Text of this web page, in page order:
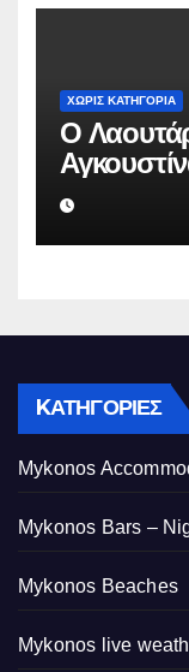
ΧΩΡΊΣ ΚΑΤΗΓΟΡΊΑ
Ο
Μύκονο:
των
KΑΤΗΓΟΡΊΕΣ
Mykonos
Mykonos Bars –
Mykonos Beaches
Mykonos live